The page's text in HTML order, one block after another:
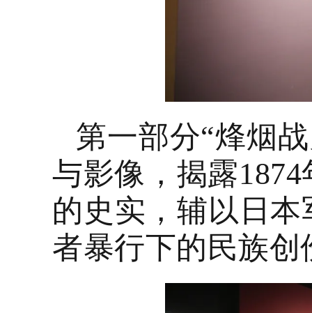
第一部分“烽烟
与影像，揭露1874
的史实，辅以日本
者暴行下的民族创